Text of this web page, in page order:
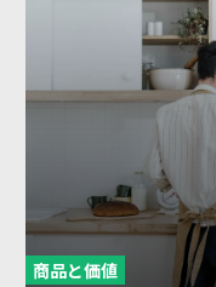
商品と価値